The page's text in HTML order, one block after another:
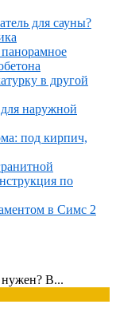
для сауны?
в другой
наружной
под кирпич,
по
в Симс 2
нужен? В...